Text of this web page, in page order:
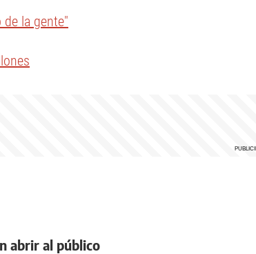
de la gente"
abrir al público